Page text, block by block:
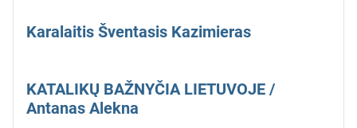
Karalaitis Šventasis Kazimieras
KATALIKŲ BAŽNYČIA LIETUVOJE /
Antanas Alekna